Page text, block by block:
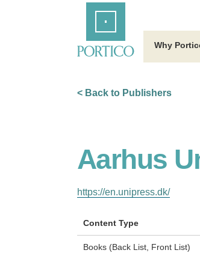
Why
< Back to Publishers
Aarhus
https://en.unipress.dk/
Content Type
Books (Back List, Front List)